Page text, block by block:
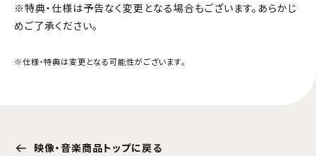
※特典・仕様は予告なく変更となる場合もございます。あらかじ
めご了承ください。
※仕様・特典は変更となる可能性がございます。
映像・音楽商品トップに戻る